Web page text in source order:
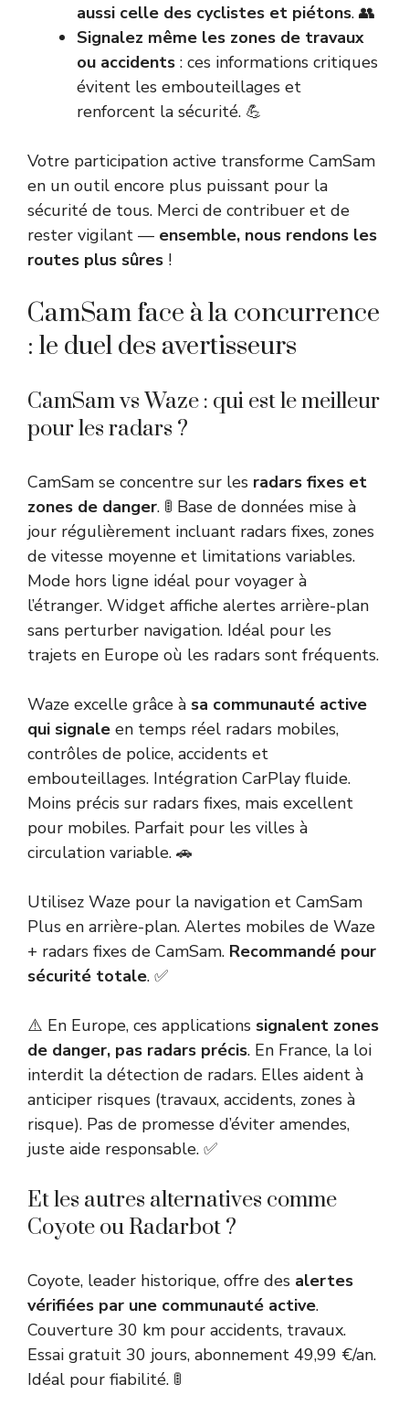
aussi celle des cyclistes et piétons. 👥
Signalez même les zones de travaux
ou accidents : ces informations critiques
évitent les embouteillages et
renforcent la sécurité. 💪
Votre participation active transforme CamSam
en un outil encore plus puissant pour la
sécurité de tous. Merci de contribuer et de
rester vigilant — ensemble, nous rendons les
routes plus sûres !
CamSam face à la concurrence
: le duel des avertisseurs
CamSam vs Waze : qui est le meilleur
pour les radars ?
CamSam se concentre sur les radars fixes et
zones de danger. 🚦 Base de données mise à
jour régulièrement incluant radars fixes, zones
de vitesse moyenne et limitations variables.
Mode hors ligne idéal pour voyager à
l’étranger. Widget affiche alertes arrière-plan
sans perturber navigation. Idéal pour les
trajets en Europe où les radars sont fréquents.
Waze excelle grâce à sa communauté active
qui signale en temps réel radars mobiles,
contrôles de police, accidents et
embouteillages. Intégration CarPlay fluide.
Moins précis sur radars fixes, mais excellent
pour mobiles. Parfait pour les villes à
circulation variable. 🚗
Utilisez Waze pour la navigation et CamSam
Plus en arrière-plan. Alertes mobiles de Waze
+ radars fixes de CamSam. Recommandé pour
sécurité totale. ✅
⚠️ En Europe, ces applications signalent zones
de danger, pas radars précis. En France, la loi
interdit la détection de radars. Elles aident à
anticiper risques (travaux, accidents, zones à
risque). Pas de promesse d’éviter amendes,
juste aide responsable. ✅
Et les autres alternatives comme
Coyote ou Radarbot ?
Coyote, leader historique, offre des alertes
vérifiées par une communauté active.
Couverture 30 km pour accidents, travaux.
Essai gratuit 30 jours, abonnement 49,99 €/an.
Idéal pour fiabilité. 🚦